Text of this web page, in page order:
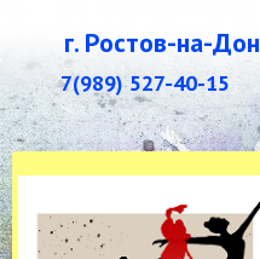
г. Ростов-на-
7(989) 527-40-15